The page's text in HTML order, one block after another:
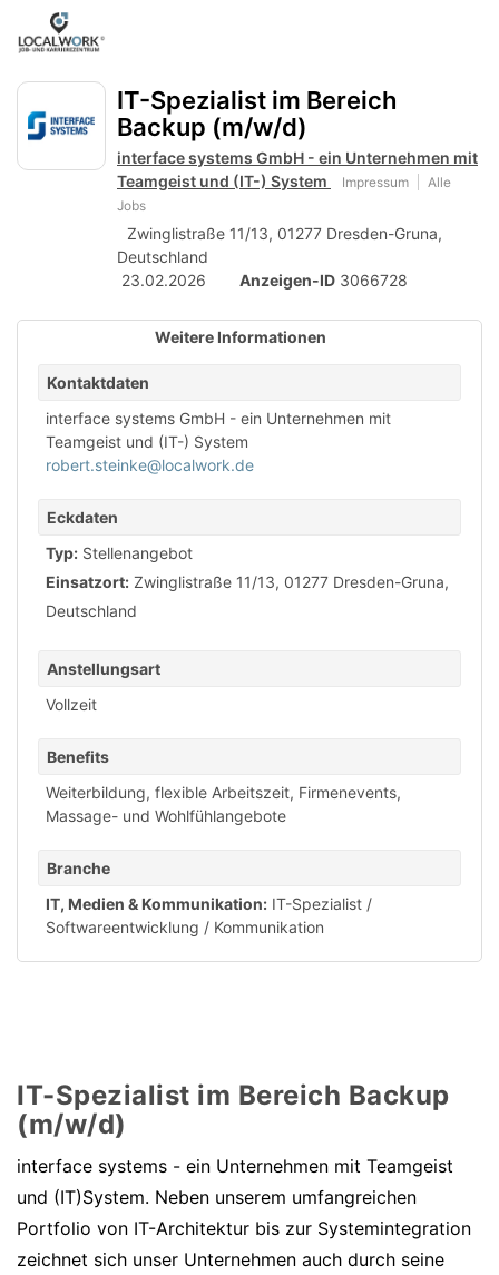
Accessibility
Modus
zur
Navigation
zum
von
Endgerät
IT-Spezialist im Bereich
Backup (m/w/d)
interface systems GmbH - ein Unternehmen mit
Teamgeist und (IT-) System
Impressum
Alle
Jobs
Zwinglistraße 11/13, 01277 Dresden-Gruna,
Deutschland
23.02.2026
Anzeigen-ID 3066728
Weitere Informationen
Kontaktdaten
interface systems GmbH - ein Unternehmen mit
Teamgeist und (IT-) System
robert.steinke@localwork.de
Eckdaten
Typ: Stellenangebot
Einsatzort: Zwinglistraße 11/13, 01277 Dresden-Gruna,
Deutschland
Anstellungsart
Vollzeit
Benefits
Weiterbildung, flexible Arbeitszeit, Firmenevents,
Massage- und Wohlfühlangebote
Branche
IT, Medien & Kommunikation: IT-Spezialist /
Softwareentwicklung / Kommunikation
IT-Spezialist im Bereich Backup
(m/w/d)
interface systems - ein Unternehmen mit Teamgeist
und (IT)System. Neben unserem umfangreichen
Portfolio von IT-Architektur bis zur Systemintegration
zeichnet sich unser Unternehmen auch durch seine